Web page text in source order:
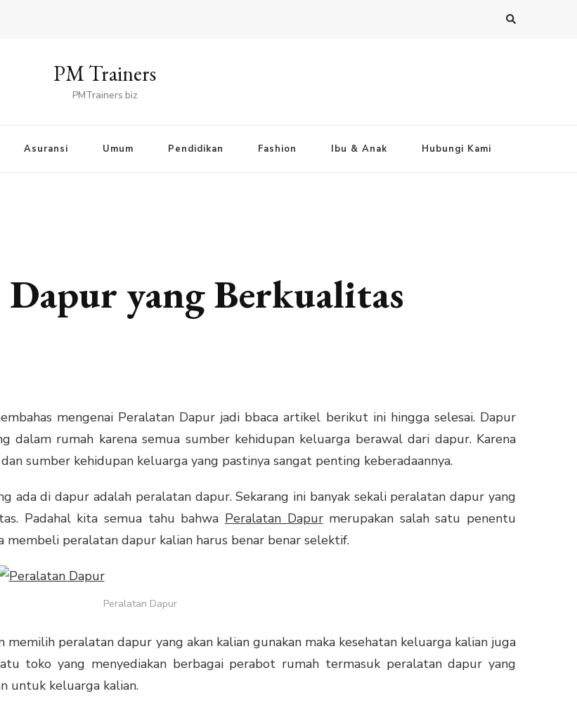
PM Trainers
PMTrainers.biz
Asuransi Umum Pendidikan Fashion Ibu & Anak Hubungi Kami
yang Berkualitas
mengenai Peralatan Dapur jadi bbaca artikel berikut ini hingga selesai. Dapur
dalam rumah karena semua sumber kehidupan keluarga berawal dari dapur. Karena
sumber kehidupan keluarga yang pastinya sangat penting keberadaannya.
ada di dapur adalah peralatan dapur. Sekarang ini banyak sekali peralatan dapur yang
Padahal kita semua tahu bahwa Peralatan Dapur merupakan salah satu penentu
membeli peralatan dapur kalian harus benar benar selektif.
Peralatan Dapur
memilih peralatan dapur yang akan kalian gunakan maka kesehatan keluarga kalian juga
toko yang menyediakan berbagai perabot rumah termasuk peralatan dapur yang
untuk keluarga kalian.